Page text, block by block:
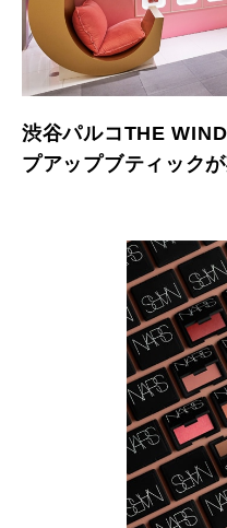
渋谷パルコTHE
プアップブティック